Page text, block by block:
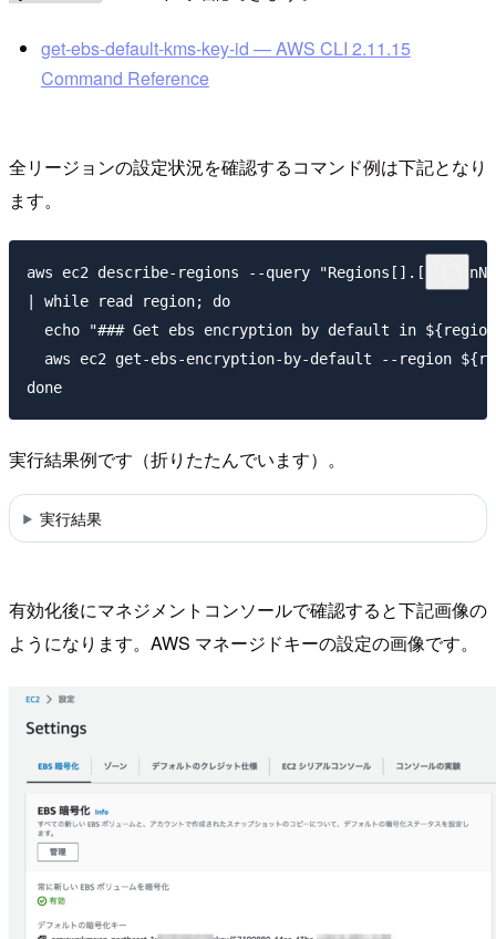
get-ebs-default-kms-key-id — AWS CLI 2.11.15
Command Reference
全リージョンの設定状況を確認するコマンド例は下記となり
ます。
aws ec2 describe-regions --query
| while read region; do
echo "### Get ebs encryption by default in
aws ec2 get-ebs-encryption-by-default --region
実行結果例です（折りたたんでいます）。
実行結果
有効化後にマネジメントコンソールで確認すると下記画像の
ようになります。AWS マネージドキーの設定の画像です。